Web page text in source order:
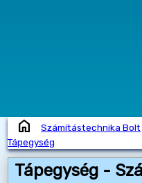
home Számítástechnika Bolt
Tápegység
Tápegység -